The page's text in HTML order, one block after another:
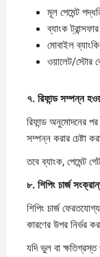
মূল পেমেন্ট
ব্যাংক ট্রান্সফার
মোবাইল
ওয়ালেট/স্টোর
৭. রিফান্ডসম্পন্ন
রিফান্ড অনুমোদনের
সম্পন্ন করার চেষ্টা
তবে ব্যাংক, পেমেন্ট
৮. শিপিং চার্জ
শিপিং চার্জ
কারণের উপর নির্ভর
যদি ভুল বা